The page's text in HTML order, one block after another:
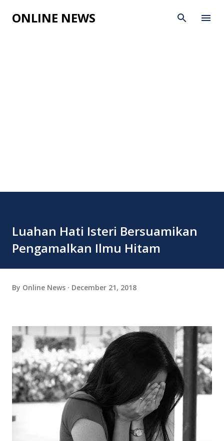
Skip to main content
ONLINE NEWS
Luahan Hati Isteri Bersuamikan
Pengamalkan Ilmu Hitam
By Online News December 21, 2018